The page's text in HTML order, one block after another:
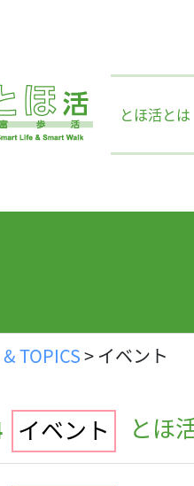
とほ活とは
TOPICS> イベント
イベント とほ